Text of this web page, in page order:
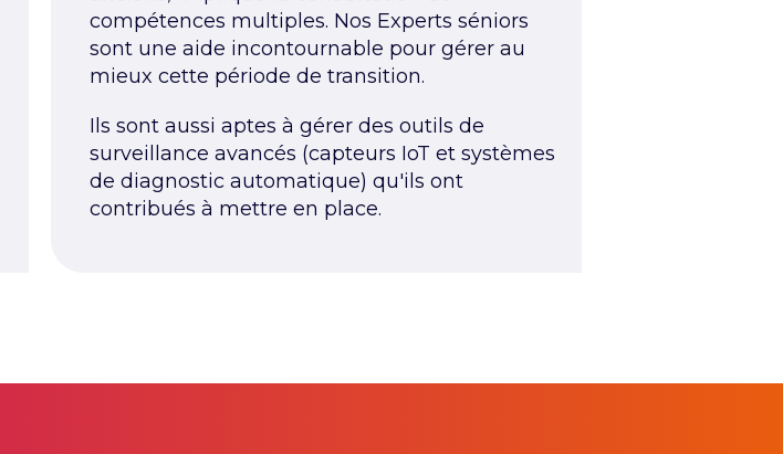
compétences multiples. Nos Experts séniors
sont une aide incontournable pour gérer au
mieux cette période de transition.
Ils sont aussi aptes à gérer des outils de
surveillance avancés (capteurs IoT et systèmes
de diagnostic automatique) qu'ils ont
contribués à mettre en place.